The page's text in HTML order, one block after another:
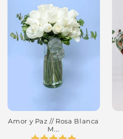
Amor y Paz // Rosa Blanca
M...